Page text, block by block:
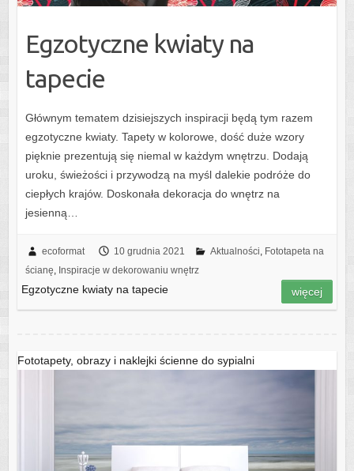
Egzotyczne kwiaty na
tapecie
Głównym tematem dzisiejszych inspiracji będą tym razem
egzotyczne kwiaty. Tapety w kolorowe, dość duże wzory
pięknie prezentują się niemal w każdym wnętrzu. Dodają
uroku, świeżości i przywodzą na myśl dalekie podróże do
ciepłych krajów. Doskonała dekoracja do wnętrz na
jesienną…
ecoformat 10 grudnia 2021 Aktualności, Fototapeta na
ścianę, Inspiracje w dekorowaniu wnętrz
Egzotyczne kwiaty na tapecie więcej
Fototapety, obrazy i naklejki ścienne do sypialni